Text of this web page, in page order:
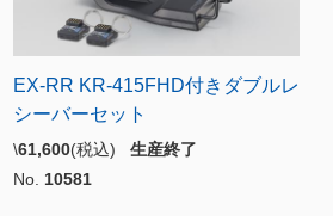
EX-RR KR-415FHD付きダブルレ
シーバーセット
\61,600(税込) 生産終了
No. 10581